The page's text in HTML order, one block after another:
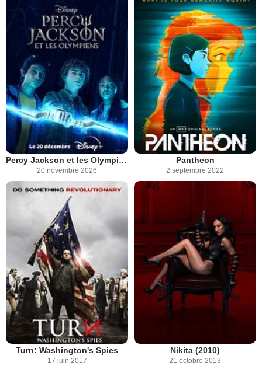
Percy Jackson et les Olympiens
20 novembre 2026
Pantheon
2 septembre 2022
Turn: Washington's Spies
17 juin 2017
Nikita (2010)
21 octobre 2013